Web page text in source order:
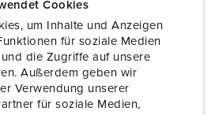
Cookies
um Inhalte und Anzeigen
für soziale Medien
die Zugriffe auf unsere
Außerdem geben wir
Verwendung unserer
für soziale Medien,